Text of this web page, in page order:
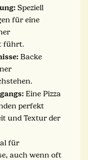
Speziell
für eine
führt.
Backe
Eine Pizza
perfekt
und Textur der
für
auch wenn oft